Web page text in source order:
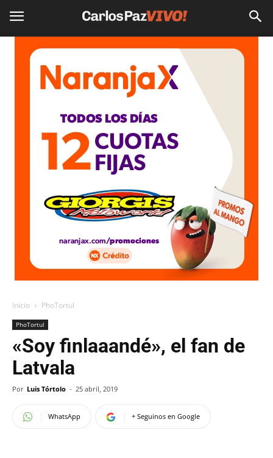
Inicio PhoTortul
PhoTortul
«Soy finlaaandé», el fan de
Latvala
Por Luis Tórtolo - 25 abril, 2019
WhatsApp + Seguinos en Google